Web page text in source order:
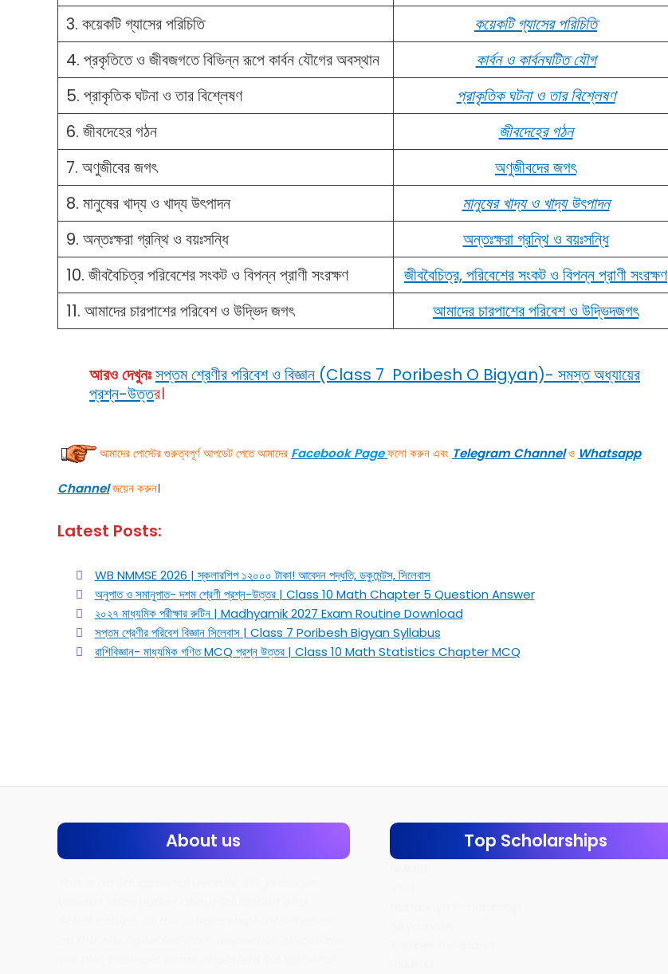
3. কয়েকটি গ্যাসের পরিচিতি
কয়েকটি গ্যাসের পরিচিতি
4. প্রকৃতিতে ও জীবজগতে বিভিন্ন রূপে কার্বন যৌগের অবস্থান
কার্বন ও কার্বনঘটিত যৌগ
5. প্রাকৃতিক ঘটনা ও তার বিশ্লেষণ
প্রাকৃতিক ঘটনা ও তার বিশ্লেষণ
6. জীবদেহের গঠন
জীবদেহের গঠন
7. অণুজীবের জগৎ
অণুজীবদের জগৎ
8. মানুষের খাদ্য ও খাদ্য উৎপাদন
মানুষের খাদ্য ও খাদ্য উৎপাদন
9. অন্তঃক্ষরা গ্রন্থি ও বয়ঃসন্ধি
অন্তঃক্ষরা গ্রন্থি ও বয়ঃসন্ধি
10. জীববৈচিত্র পরিবেশের সংকট ও বিপন্ন প্রাণী সংরক্ষণ
জীববৈচিত্র, পরিবেশের সংকট ও বিপন্ন প্রাণী সংরক্ষণ
11. আমাদের চারপাশের পরিবেশ ও উদ্ভিদ জগৎ
আমাদের চারপাশের পরিবেশ ও উদ্ভিদজগৎ
আরও দেখুনঃসপ্তম শ্রেণীর পরিবেশ ও বিজ্ঞান (Class 7 Poribesh O Bigyan)- সমস্ত অধ্যায়ের
প্রশ্ন-উত্তর।
আমাদের পোস্টের গুরুত্বপূর্ণ আপডেট পেতে আমাদের Facebook Pageফলো করুন এবং Telegram Channelও Whatsapp
Channelজয়েন করুন।
Latest Posts:
WB NMMSE 2026 | স্কলারশিপ ১২০০০ টাকা! আবেদন পদ্ধতি, ডকুমেন্টস, সিলেবাস
অনুপাত ও সমানুপাত- দশম শ্রেণী প্রশ্ন-উত্তর | Class 10 Math Chapter 5 Question Answer
২০২৭ মাধ্যমিক পরীক্ষার রুটিন | Madhyamik 2027 Exam Routine Download
সপ্তম শ্রেণীর পরিবেশ বিজ্ঞান সিলেবাস | Class 7 Poribesh Bigyan Syllabus
রাশিবিজ্ঞান- মাধ্যমিক গণিত MCQ প্রশ্ন উত্তর | Class 10 Math Statistics Chapter MCQ
About us Top Scholarships